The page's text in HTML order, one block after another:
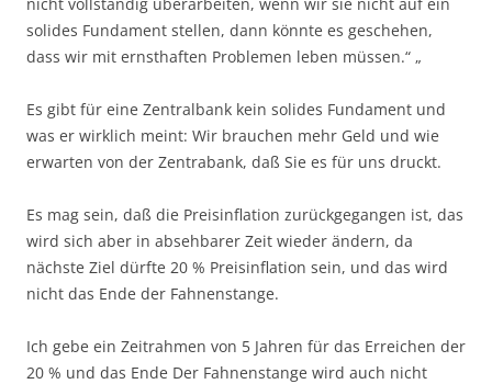
solides Fundament stellen, dann könnte es geschehen,
dass wir mit ernsthaften Problemen leben müssen.“ „
Es gibt für eine Zentralbank kein solides Fundament und
was er wirklich meint: Wir brauchen mehr Geld und wie
erwarten von der Zentrabank, daß Sie es für uns druckt.
Es mag sein, daß die Preisinflation zurückgegangen ist, das
wird sich aber in absehbarer Zeit wieder ändern, da
nächste Ziel dürfte 20 % Preisinflation sein, und das wird
nicht das Ende der Fahnenstange.
Ich gebe ein Zeitrahmen von 5 Jahren für das Erreichen der
20 % und das Ende Der Fahnenstange wird auch nicht